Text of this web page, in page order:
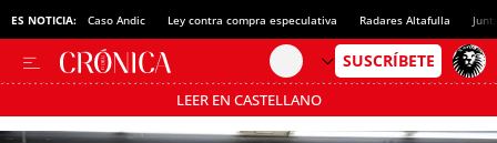
ES NOTICIA: Caso Andic Ley contra compra especulativa Radares Altafulla
LEER EN CASTELLANO
Pásate al MODO AHORRO